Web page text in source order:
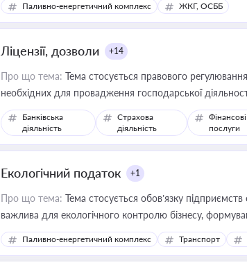
Паливно-енергетичний комплекс ЖКГ, ОСББ
Ліцензії, дозволи +14
Про що тема: Тема стосується правового
необхідних для провадження господарської
Банківська
діяльність
Страхова
діяльність
Фінансові
послуги
Екологічний податок +1
Про що тема: Тема стосується обов’язку
важлива для екологічного контролю бізнесу,
законодавства
Паливно-енергетичний комплекс Транспорт